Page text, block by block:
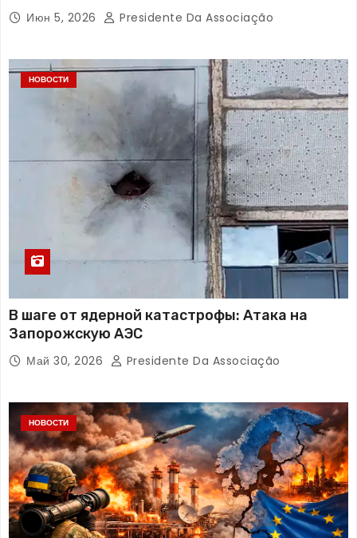
Июн 5, 2026 Presidente Da Associação
НОВОСТИ
В шаге от ядерной катастрофы: Атака на
Запорожскую АЭС
Май 30, 2026 Presidente Da Associação
НОВОСТИ